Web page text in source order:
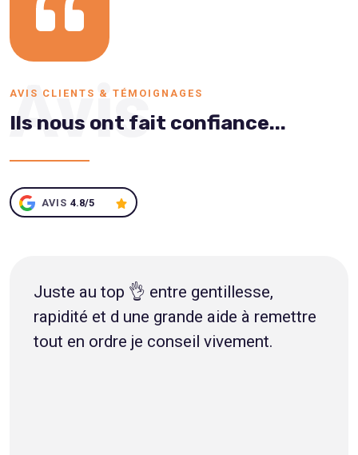
Avis
AVIS CLIENTS & TÉMOIGNAGES
Ils nous ont fait confiance...
AVIS 4.8/5
Juste au top 👌 entre gentillesse,
rapidité et d une grande aide à remettre
tout en ordre je conseil vivement.